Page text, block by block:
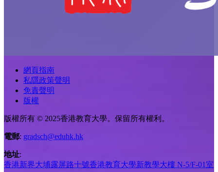
網頁指南
私隱政策聲明
免責聲明
版權
版權所有 © 2025香港教育大學。保留所有權利。
電郵: gradsch@eduhk.hk
地址:
香港新界大埔露屏路十號香港教育大學新教學大樓 N-5/F-01室